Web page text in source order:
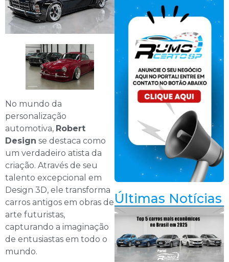
No mundo da
personalização
automotiva, Robert
Design se destaca como
um verdadeiro atista da
criação. Através de seu
talento excepcional em
Design 3D, ele transforma
carros antigos em obras de
arte futuristas,
capturando a imaginação
de entusiastas em todo o
mundo.
Últimas Notícias